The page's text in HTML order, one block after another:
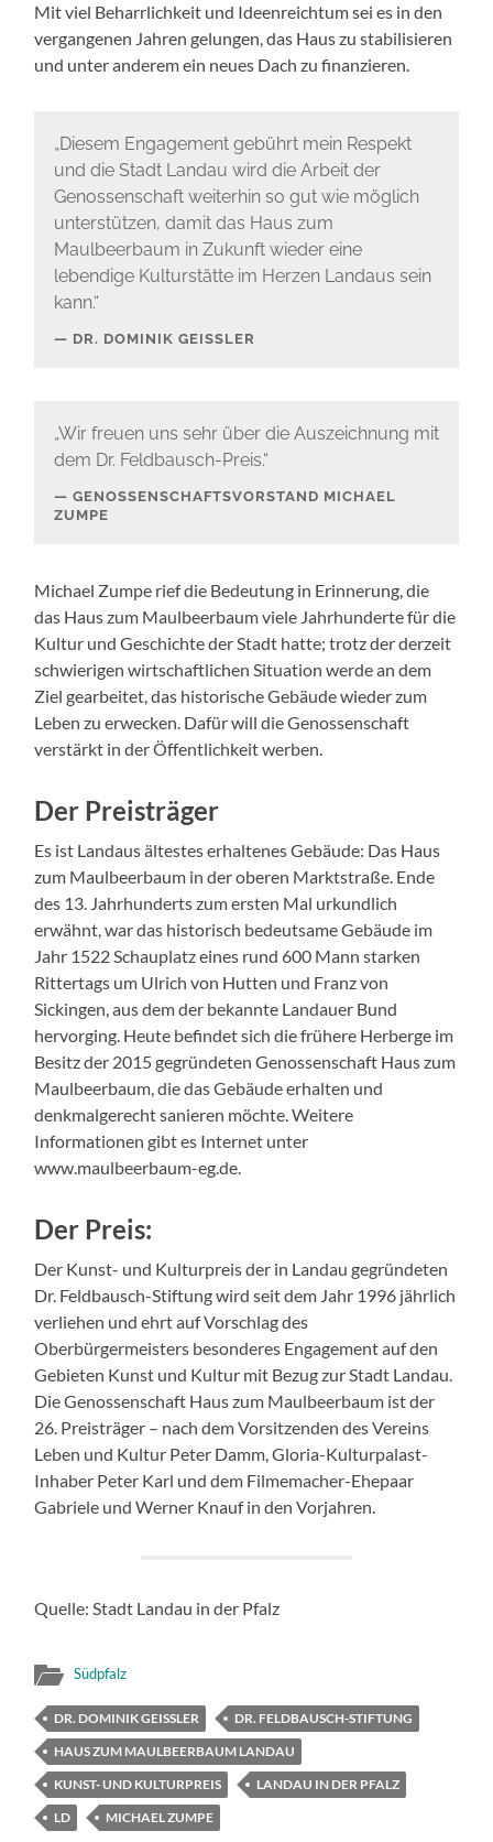
Mit viel Beharrlichkeit und Ideenreichtum sei es in den
vergangenen Jahren gelungen, das Haus zu stabilisieren
und unter anderem ein neues Dach zu finanzieren.
„Diesem Engagement gebührt mein Respekt
und die Stadt Landau wird die Arbeit der
Genossenschaft weiterhin so gut wie möglich
unterstützen, damit das Haus zum
Maulbeerbaum in Zukunft wieder eine
lebendige Kulturstätte im Herzen Landaus sein
kann.“
DR. DOMINIK GEISSLER
„Wir freuen uns sehr über die Auszeichnung mit
dem Dr. Feldbausch-Preis.“
GENOSSENSCHAFTSVORSTAND MICHAEL
ZUMPE
Michael Zumpe rief die Bedeutung in Erinnerung, die
das Haus zum Maulbeerbaum viele Jahrhunderte für die
Kultur und Geschichte der Stadt hatte; trotz der derzeit
schwierigen wirtschaftlichen Situation werde an dem
Ziel gearbeitet, das historische Gebäude wieder zum
Leben zu erwecken. Dafür will die Genossenschaft
verstärkt in der Öffentlichkeit werben.
Der Preisträger
Es ist Landaus ältestes erhaltenes Gebäude: Das Haus
zum Maulbeerbaum in der oberen Marktstraße. Ende
des 13. Jahrhunderts zum ersten Mal urkundlich
erwähnt, war das historisch bedeutsame Gebäude im
Jahr 1522 Schauplatz eines rund 600 Mann starken
Rittertags um Ulrich von Hutten und Franz von
Sickingen, aus dem der bekannte Landauer Bund
hervorging. Heute befindet sich die frühere Herberge im
Besitz der 2015 gegründeten Genossenschaft Haus zum
Maulbeerbaum, die das Gebäude erhalten und
denkmalgerecht sanieren möchte. Weitere
Informationen gibt es Internet unter
www.maulbeerbaum-eg.de.
Der Preis:
Der Kunst- und Kulturpreis der in Landau gegründeten
Dr. Feldbausch-Stiftung wird seit dem Jahr 1996 jährlich
verliehen und ehrt auf Vorschlag des
Oberbürgermeisters besonderes Engagement auf den
Gebieten Kunst und Kultur mit Bezug zur Stadt Landau.
Die Genossenschaft Haus zum Maulbeerbaum ist der
26. Preisträger – nach dem Vorsitzenden des Vereins
Leben und Kultur Peter Damm, Gloria-Kulturpalast-
Inhaber Peter Karl und dem Filmemacher-Ehepaar
Gabriele und Werner Knauf in den Vorjahren.
Quelle: Stadt Landau in der Pfalz
Südpfalz
DR. DOMINIK GEISSLER
DR. FELDBAUSCH-STIFTUNG
HAUS ZUM MAULBEERBAUM LANDAU
KUNST- UND KULTURPREIS
LANDAU IN DER PFALZ
LD
MICHAEL ZUMPE